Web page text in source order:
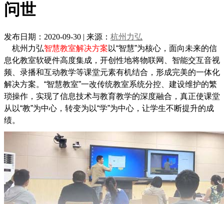
问世
发布日期：2020-09-30 | 来源： 杭州力弘
杭州力弘智慧教室解决方案 以“智慧”为核心，面向未来的信
息化教室软硬件高度集成，开创性地将物联网、智能交互音视
频、录播和互动教学等课堂元素有机结合，形成完美的一体化
解决方案。“智慧教室”一改传统教室系统分控、建设维护的繁
琐操作，实现了信息技术与教育教学的深度融合，真正使课堂
从以“教”为中心，转变为以“学”为中心，让学生不断提升的成
绩。